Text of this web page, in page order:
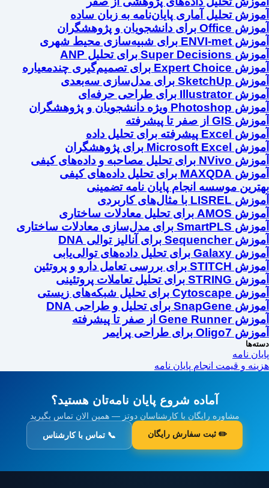
آموزش تحلیل آماری پایان‌نامه به زبان ساده
آموزش Office برای دانشجویان و پژوهشگران
آموزش ENVI-met برای شبیه‌سازی محیط شهری
آموزش Super Decisions برای تحلیل ANP
آموزش Expert Choice برای تصمیم‌گیری چندمعیاره
آموزش SketchUp برای مدل‌سازی سه‌بعدی
آموزش Illustrator برای طراحی حرفه‌ای
آموزش Photoshop ویژه دانشجویان و پژوهشگران
آموزش GIS از صفر تا پیشرفته
آموزش Excel پیشرفته برای تحلیل داده
آموزش Microsoft Excel برای پژوهشگران
آموزش NVivo برای تحلیل مصاحبه و داده‌های کیفی
آموزش MAXQDA برای تحلیل داده‌های کیفی
بهترین موسسه انجام پایان نامه تضمینی
آموزش LISREL با مثال‌های کاربردی
آموزش AMOS برای تحلیل معادلات ساختاری
آموزش SmartPLS برای مدل‌سازی معادلات ساختاری
آموزش Sequencher برای آنالیز توالی DNA
آموزش Galaxy برای تحلیل داده‌های توالی‌یابی
آموزش STITCH برای بررسی تعامل دارو و پروتئین
آموزش STRING برای تحلیل تعاملات پروتئینی
آموزش Cytoscape برای تحلیل شبکه‌های زیستی
آموزش SnapGene برای تحلیل و طراحی DNA
آموزش Gene Runner از صفر تا پیشرفته
آموزش Oligo7 برای طراحی پرایمر
دسته‌ها
پایان نامه
هزینه و قیمت انجام پایان نامه
آماده شروع پایان نامه‌تان هستید؟
مشاوره رایگان با کارشناسان دوتز — همین الان تماس بگیرید
✏️ ثبت سفارش رایگان 📞 تماس با کارشناس